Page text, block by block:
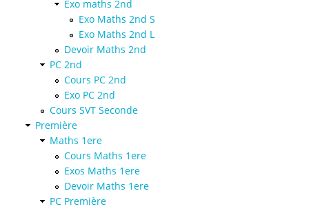
Exo maths 2nd
Exo Maths 2nd S
Exo Maths 2nd L
Devoir Maths 2nd
PC 2nd
Cours PC 2nd
Exo PC 2nd
Cours SVT Seconde
Première
Maths 1ere
Cours Maths 1ere
Exos Maths 1ere
Devoir Maths 1ere
PC Première